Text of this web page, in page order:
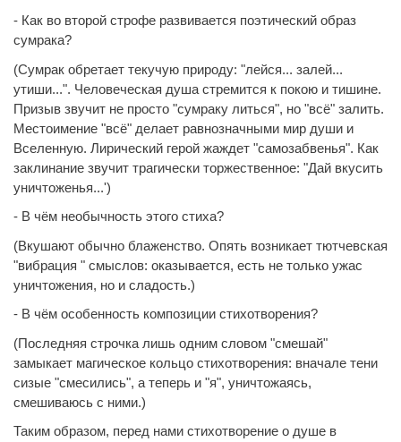
- Как во второй строфе развивается поэтический образ
сумрака?
(Сумрак обретает текучую природу: "лейся... залей...
утиши...". Человеческая душа стремится к покою и тишине.
Призыв звучит не просто "сумраку литься", но "всё" залить.
Местоимение "всё" делает равнозначными мир души и
Вселенную. Лирический герой жаждет "самозабвенья". Как
заклинание звучит трагически торжественное: "Дай вкусить
уничтоженья...')
- В чём необычность этого стиха?
(Вкушают обычно блаженство. Опять возникает тютчевская
"вибрация " смыслов: оказывается, есть не только ужас
уничтожения, но и сладость.)
- В чём особенность композиции стихотворения?
(Последняя строчка лишь одним словом "смешай"
замыкает магическое кольцо стихотворения: вначале тени
сизые "смесились", а теперь и "я", уничтожаясь,
смешиваюсь с ними.)
Таким образом, перед нами стихотворение о душе в